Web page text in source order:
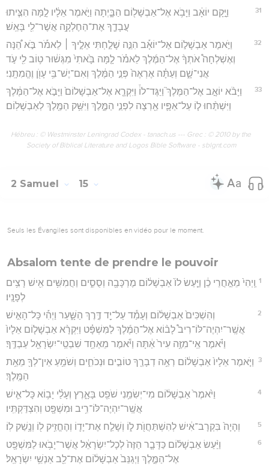
31
וַיָּ֣קָם יוֹאָ֔ב וַיָּבֹ֥א אֶל־אַבְשָׁל֖וֹם הַבָּ֑יְתָה וַיֹּ֣אמֶר אֵלָ֔יו לָ֣מָּה הִצִּ֧יתוּ
עֲבָדֶ֛ךָ אֶת־הַחֶלְקָ֥ה אֲשֶׁר־לִ֖י בָּאֵֽשׁ׃
32
וַיֹּ֣אמֶר אַבְשָׁל֣וֹם אֶל־יוֹאָ֡ב הִנֵּ֣ה שָׁלַ֣חְתִּי אֵלֶ֣יךָ ׀ לֵאמֹ֡ר בֹּ֣א הֵ֠נָּה
וְאֶשְׁלְחָה֩ אֹתְךָ֨ אֶל־הַמֶּ֜לֶךְ לֵאמֹ֗ר לָ֤מָּה בָּ֙אתִי֙ מִגְּשׁ֔וּר ט֥וֹב לִ֖י עֹ֣ד
אֲנִי־שָׁ֑ם וְעַתָּ֗ה אֶרְאֶה֙ פְּנֵ֣י הַמֶּ֔לֶךְ וְאִם־יֶשׁ־בִּ֥י עָוֺ֖ן וֶהֱמִתָֽנִי׃
33
וַיָּבֹ֨א יוֹאָ֣ב אֶל־הַמֶּלֶךְ֮ וַיַּגֶּד־לוֹ֒ וַיִּקְרָ֤א אֶל־אַבְשָׁלוֹם֙ וַיָּבֹ֣א אֶל־הַמֶּ֔לֶךְ
וַיִּשְׁתַּ֨חוּ ל֧וֹ עַל־אַפָּ֛יו אַ֖רְצָה לִפְנֵ֣י הַמֶּ֑לֶךְ וַיִּשַּׁ֥ק הַמֶּ֖לֶךְ לְאַבְשָׁלֽוֹם׃
Hébreu : © Westminster Leningrad Codex - tanach.us --- Grec : © 2010 by the
Society of Biblical Literature and Logos Bible Software - sblgnt.com
2 Samuel 15
Seuls les Évangiles sont disponibles en vidéo pour le moment.
Absalom tente de prendre le pouvoir
1 וַֽיְהִי֙ מֵאַ֣חֲרֵי כֵ֔ן וַיַּ֤עַשׂ לוֹ֙ אַבְשָׁל֔וֹם מֶרְכָּבָ֖ה וְסֻסִ֑ים וַחֲמִשִּׁ֥ים אִ֖ישׁ רָצִ֥ים
לְפָנָֽיו׃
2
וְהִשְׁכִּים֙ אַבְשָׁל֔וֹם וְעָמַ֕ד עַל־יַ֖ד דֶּ֣רֶךְ הַשָּׁ֑עַר וַיְהִ֡י כָּל־הָאִ֣ישׁ
אֲשֶֽׁר־יִהְיֶה־לּוֹ־רִיב֩ לָב֨וֹא אֶל־הַמֶּ֜לֶךְ לַמִּשְׁפָּ֗ט וַיִּקְרָ֨א אַבְשָׁל֤וֹם אֵלָיו֙
וַיֹּ֗אמֶר אֵֽי־מִזֶּ֥ה עִיר֙ אַ֔תָּה וַיֹּ֕אמֶר מֵאַחַ֥ד שִׁבְטֵֽי־יִשְׂרָאֵ֖ל עַבְדֶּֽךָ׃
3
וַיֹּ֤אמֶר אֵלָיו֙ אַבְשָׁל֔וֹם רְאֵ֥ה דְבָרֶ֖ךָ טוֹבִ֣ים וּנְכֹחִ֑ים וְשֹׁמֵ֥עַ אֵין־לְךָ֖ מֵאֵ֥ת
הַמֶּֽלֶךְ׃
4
וַיֹּ֙אמֶר֙ אַבְשָׁל֔וֹם מִי־יְשִׂמֵ֥נִי שֹׁפֵ֖ט בָּאָ֑רֶץ וְעָלַ֗י יָב֥וֹא כָּל־אִ֛ישׁ
אֲשֶֽׁר־יִהְיֶה־לּוֹ־רִ֥יב וּמִשְׁפָּ֖ט וְהִצְדַּקְתִּֽיו׃
5 וְהָיָה֙ בִּקְרָב־אִ֔ישׁ לְהִשְׁתַּחֲוֺ֖ת ל֑וֹ וְשָׁלַ֧ח אֶת־יָד֛וֹ וְהֶחֱזִ֥יק ל֖וֹ וְנָ֥שַׁק לֽוֹ׃
6
וַיַּ֨עַשׂ אַבְשָׁל֜וֹם כַּדָּבָ֤ר הַזֶּה֙ לְכָל־יִשְׂרָאֵ֔ל אֲשֶׁר־יָבֹ֥אוּ לַמִּשְׁפָּ֖ט
אֶל־הַמֶּ֑לֶךְ וַיְגַנֵּב֙ אַבְשָׁל֔וֹם אֶת־לֵ֖ב אַנְשֵׁ֥י יִשְׂרָאֵֽל׃